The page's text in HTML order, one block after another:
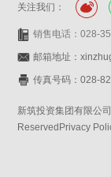
关注我们：
销售电话：028-
邮箱地址：
传真号码：028-
新筑投资集团有限公
ReservedPrivacy